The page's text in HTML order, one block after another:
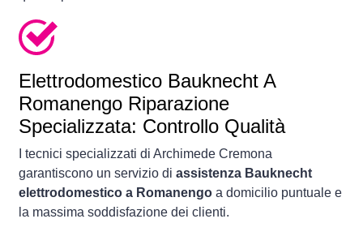
Elettrodomestico Bauknecht A
Romanengo Riparazione
Specializzata: Controllo Qualità
I tecnici specializzati di Archimede Cremona
garantiscono un servizio di assistenza Bauknecht
elettrodomestico a Romanengo a domicilio puntuale e
la massima soddisfazione dei clienti.